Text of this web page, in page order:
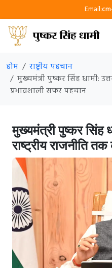
Email:
होम
राष्ट्रीय पहचान
मुख्यमंत्री पुष्कर सिंह धामी:
प्रभावशाली सफर पहचान
मुख्यमंत्री पुष्कर सिंह
राष्ट्रीय राजनीति